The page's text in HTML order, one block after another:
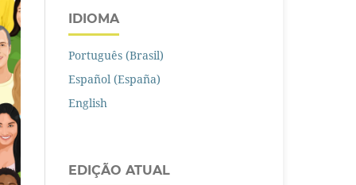
IDIOMA
Português (Brasil)
Español (España)
English
EDIÇÃO ATUAL